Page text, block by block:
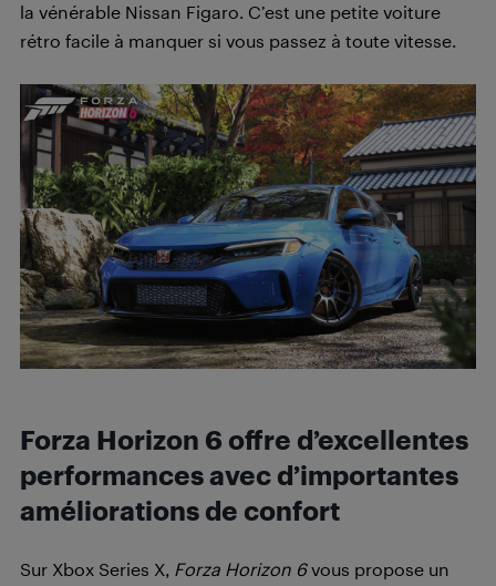
la vénérable Nissan Figaro. C’est une petite voiture
rétro facile à manquer si vous passez à toute vitesse.
Forza Horizon 6 offre d’excellentes
performances avec d’importantes
améliorations de confort
Sur Xbox Series X, Forza Horizon 6vous propose un